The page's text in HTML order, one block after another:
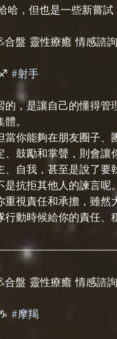
哈，但也是一些新嘗試
盤 靈性療癒 情感諮
#射手
的，是讓自己的懂得
。
當你能夠在朋友圈子
鼓勵和掌聲，則會讓
、自我，甚至是說了
抗拒其他人的諫言呢。
重視責任和承擔，雖
行動時候給你的責任
盤 靈性療癒 情感諮
#摩羯